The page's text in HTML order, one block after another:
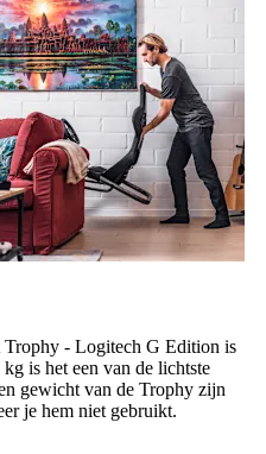
Trophy - Logitech G Edition is
is het een van de lichtste
gewicht van de Trophy zijn
je hem niet gebruikt.